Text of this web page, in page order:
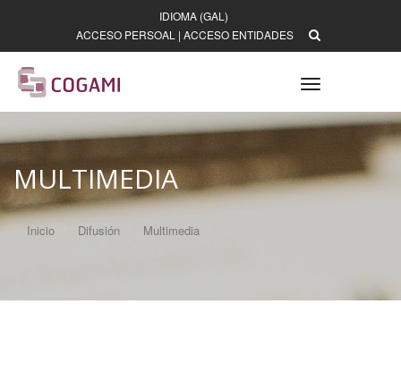
IDIOMA (GAL)
ACCESO PERSOAL | ACCESO ENTIDADES
Toggle
navigation
MULTIMEDIA
Inicio Difusión Multimedia